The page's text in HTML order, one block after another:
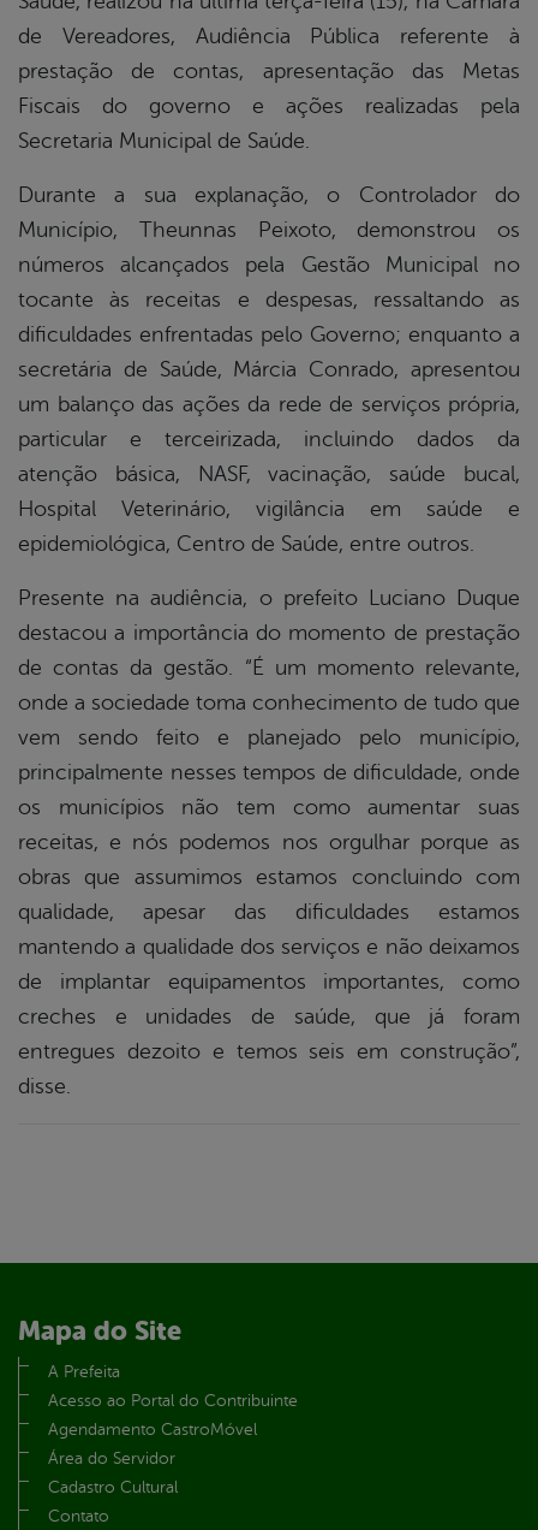
de Vereadores, Audiência Pública referente à
prestação de contas, apresentação das Metas
Fiscais do governo e ações realizadas pela
Secretaria Municipal de Saúde.
Durante a sua explanação, o Controlador do
Município, Theunnas Peixoto, demonstrou os
números alcançados pela Gestão Municipal no
tocante às receitas e despesas, ressaltando as
dificuldades enfrentadas pelo Governo; enquanto a
secretária de Saúde, Márcia Conrado, apresentou
um balanço das ações da rede de serviços própria,
particular e terceirizada, incluindo dados da
atenção básica, NASF, vacinação, saúde bucal,
Hospital Veterinário, vigilância em saúde e
epidemiológica, Centro de Saúde, entre outros.
Presente na audiência, o prefeito Luciano Duque
destacou a importância do momento de prestação
de contas da gestão. “É um momento relevante,
onde a sociedade toma conhecimento de tudo que
vem sendo feito e planejado pelo município,
principalmente nesses tempos de dificuldade, onde
os municípios não tem como aumentar suas
receitas, e nós podemos nos orgulhar porque as
obras que assumimos estamos concluindo com
qualidade, apesar das dificuldades estamos
mantendo a qualidade dos serviços e não deixamos
de implantar equipamentos importantes, como
creches e unidades de saúde, que já foram
entregues dezoito e temos seis em construção”,
disse.
Mapa do Site
A Prefeita
Acesso ao Portal do Contribuinte
Agendamento CastroMóvel
Área do Servidor
Cadastro Cultural
Contato